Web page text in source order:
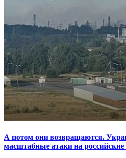
А потом они возвращаются.
масштабные атаки на